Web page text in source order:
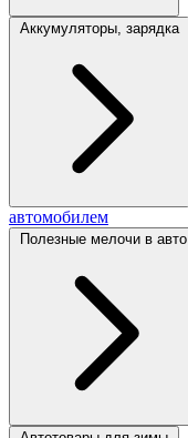
Аккумуляторы, зарядка
автомобилем
Полезные мелочи в авто